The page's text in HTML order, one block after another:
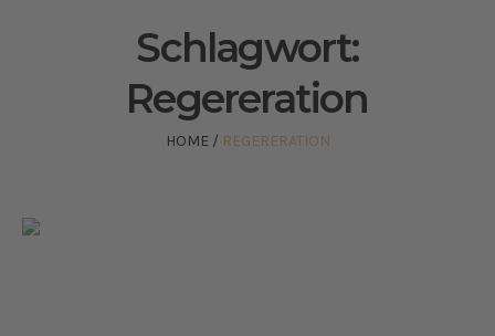
Schlagwort:
Regereration
HOME / REGERERATION